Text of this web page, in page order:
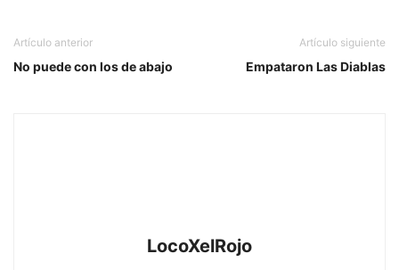
Artículo anterior
No puede con los de abajo
Artículo siguiente
Empataron Las Diablas
LocoXelRojo